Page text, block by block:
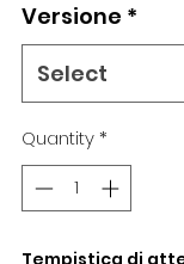
Versione *
Select
Quantity*
Tempistica di